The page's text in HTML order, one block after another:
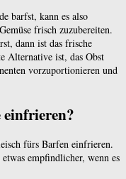
barfst, kann es also
frisch zuzubereiten.
dann ist das frische
Alternative ist, das Obst
vorzuportionieren und
einfrieren?
fürs Barfen einfrieren.
empfindlicher, wenn es